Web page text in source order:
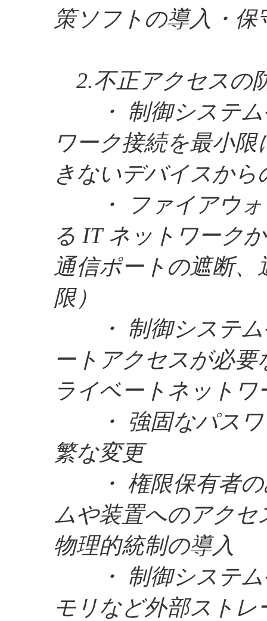
策ソフトの導入・保
2.不正アクセスの
・ 制御システム
ワーク接続を最小
きないデバイスか
・ ファイアウォ
る IT ネットワーク
通信ポートの遮断、
限）
・ 制御システム
ートアクセスが必
ライベートネットワ
・ 強固なパスワ
繁な変更
・ 権限保有者の
ムや装置へのアクセ
物理的統制の導入
・ 制御システム
モリなど外部ストレ